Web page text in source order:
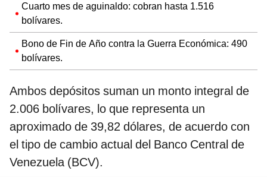
Cuarto mes de aguinaldo: cobran hasta 1.516
bolívares.
Bono de Fin de Año contra la Guerra Económica: 490
bolívares.
Ambos depósitos suman un monto integral de
2.006 bolívares, lo que representa un
aproximado de 39,82 dólares, de acuerdo con
el tipo de cambio actual del Banco Central de
Venezuela (BCV).